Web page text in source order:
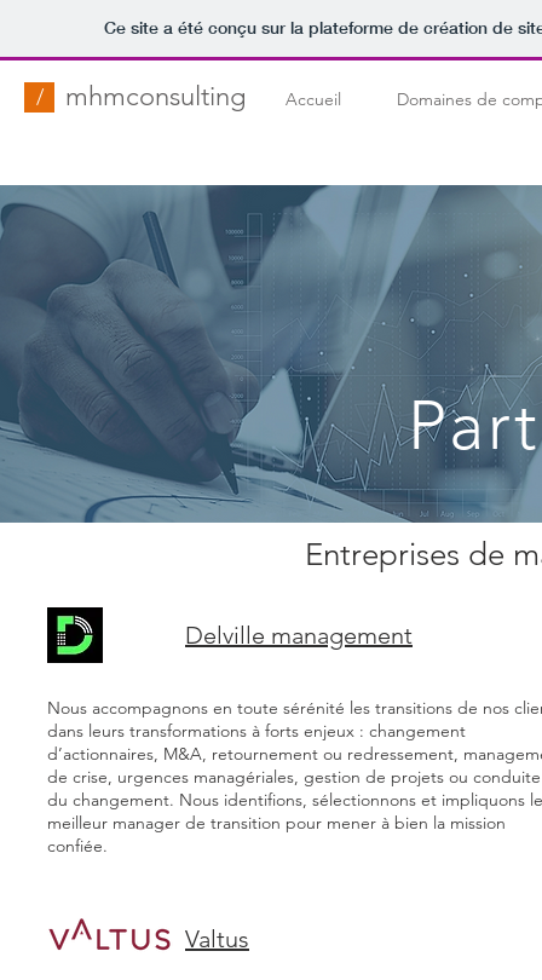
Ce site a été conçu sur la plateforme de création de
/ mhmconsulting Accueil Domaines de
Entreprises de
Delville management
Nous accompagnons en toute sérénité les transitions de nos
dans leurs transformations à forts enjeux : changement
d’actionnaires, M&A, retournement ou redressement,
de crise, urgences managériales, gestion de projets ou conduite
du changement. Nous identifions, sélectionnons et impliquons le
meilleur manager de transition pour mener à bien la mission
confiée.
Valtus